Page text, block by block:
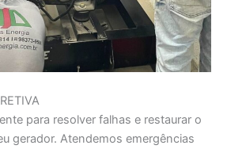
para resolver falhas e restaurar o
gerador. Atendemos emergências